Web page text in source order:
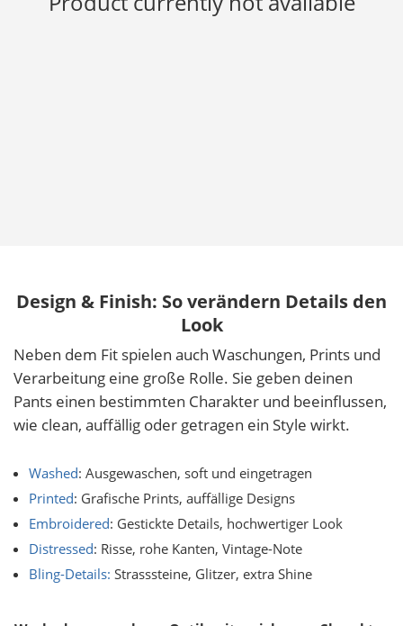
Design & Finish: So verändern Details den
Look
Neben dem Fit spielen auch Waschungen, Prints und
Verarbeitung eine große Rolle. Sie geben deinen
Pants einen bestimmten Charakter und beeinflussen,
wie clean, auffällig oder getragen ein Style wirkt.
Washed: Ausgewaschen, soft und eingetragen
Printed: Grafische Prints, auffällige Designs
Embroidered: Gestickte Details, hochwertiger Look
Distressed: Risse, rohe Kanten, Vintage-Note
Bling-Details: Strasssteine, Glitzer, extra Shine